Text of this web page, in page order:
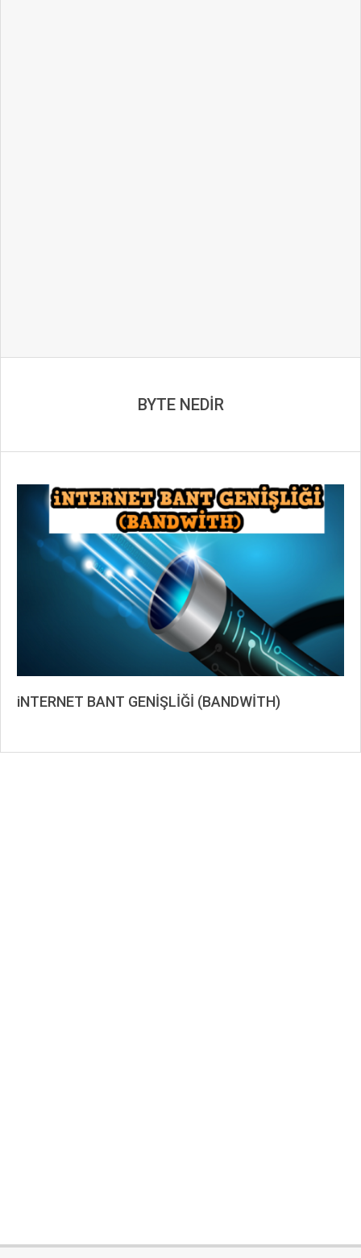
BYTE NEDİR
iNTERNET BANT GENİŞLİĞİ (BANDWİTH)